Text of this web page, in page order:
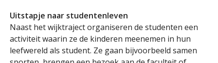
Uitstapje naar studentenleven
Naast het wijktraject organiseren de studenten een
activiteit waarin ze de kinderen meenemen in hun
leefwereld als student. Ze gaan bijvoorbeeld samen